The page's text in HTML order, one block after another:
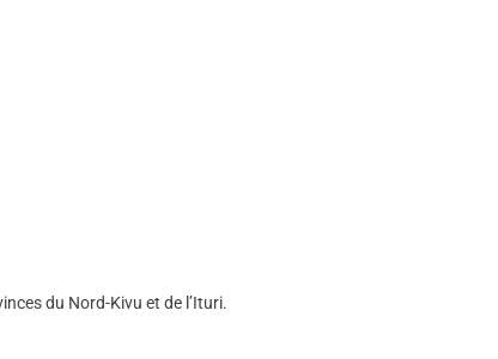
du Nord-Kivu et de l’Ituri.